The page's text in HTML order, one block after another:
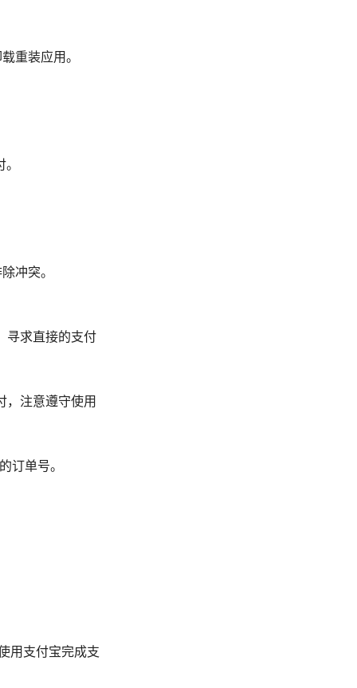
重装应用。
冲突。
寻求直接的支付
，注意遵守使用
订单号。
用支付宝完成支